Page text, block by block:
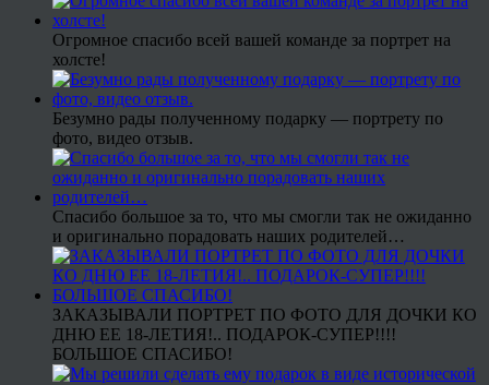
Огромное спасибо всей вашей команде за портрет на
холсте!
Безумно рады полученному подарку — портрету по
фото, видео отзыв.
Спасибо большое за то, что мы смогли так не ожиданно
и оригинально порадовать наших родителей…
ЗАКАЗЫВАЛИ ПОРТРЕТ ПО ФОТО ДЛЯ ДОЧКИ КО
ДНЮ ЕЕ 18-ЛЕТИЯ!.. ПОДАРОК-СУПЕР!!!!
БОЛЬШОЕ СПАСИБО!